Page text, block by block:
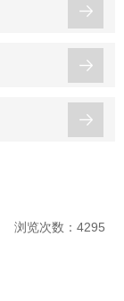
浏览次数： 4295